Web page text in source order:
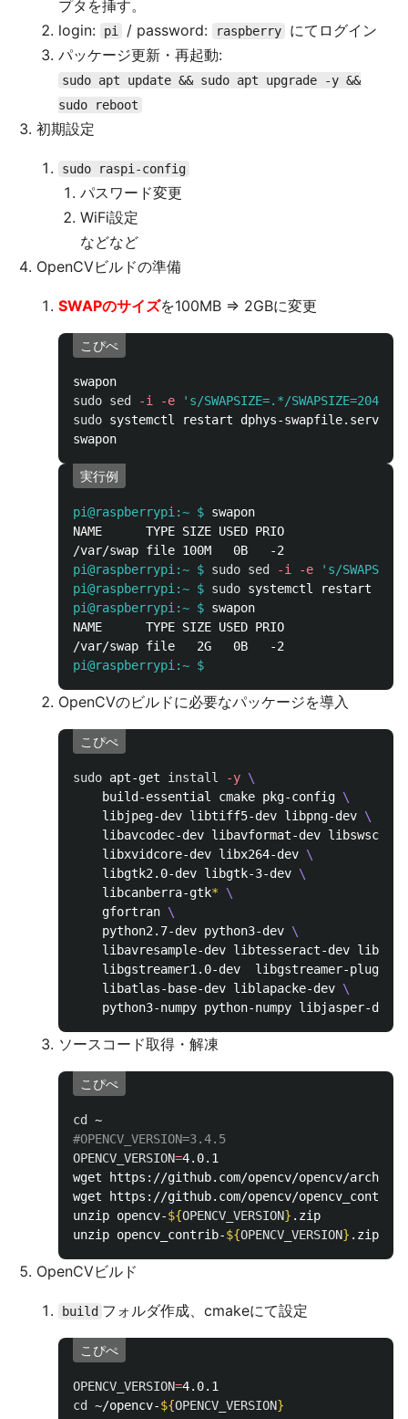
プタを挿す。
login:
pi / password: raspberry
にてログイン
パッケージ更新・再起動:
sudo apt update && sudo apt upgrade -y &&
sudo reboot
初期設定
sudo raspi-config
パスワード変更
WiFi設定
などなど
OpenCVビルドの準備
SWAPのサイズを100MB => 2GBに変更
こぴぺ
sudo sed
-i -e
's/SWAPSIZE=.*/SWAPSIZE=2048/g'
sudo systemctl restart dphys-swapfile.service
実行例
pi@raspberrypi:~ $
NAME      TYPE SIZE USED PRIO
pi@raspberrypi:~ $ sudo sed -i -e
's/
pi@raspberrypi:~ $ sudo
pi@raspberrypi:~ $
NAME      TYPE SIZE USED PRIO
pi@raspberrypi:~ $
OpenCVのビルドに必要なパッケージを導入
こぴぺ
sudo apt-get install -y \
	build-essential cmake pkg-config
\
	libjpeg-dev libtiff5-dev libpng-dev
\
libavcodec-dev libavformat-dev
	libxvidcore-dev libx264-dev
\
	libgtk2.0-dev libgtk-3-dev
\
	libcanberra-gtk
*
\
	gfortran
\
	python2.7-dev python3-dev
\
libavresample-dev libtesseract-dev
libgstreamer1.0-dev  libgstreamer-
	libatlas-base-dev liblapacke-dev
\
ソースコード取得・解凍
こぴぺ
cd
#OPENCV_VERSION=3.4.5
OPENCV_VERSION=4.0.1
wget https://github.com/opencv/opencv/archive/
wget https://github.com/opencv/
unzip opencv-${OPENCV_VERSION} .zip
unzip opencv_contrib-${OPENCV_VERSION}
OpenCVビルド
build フォルダ作成、cmakeにて設定
こぴぺ
OPENCV_VERSION=
cd
~/opencv-${OPENCV_VERSION}